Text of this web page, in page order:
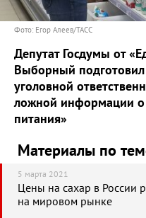
Фото: Егор Алеев/ТАСС
Депутат Госдумы от
Выборный подготовил
уголовной
ложной информации о
питания»
Материалы по
5 марта 2021
Цены на сахар в России
на мировом рынке